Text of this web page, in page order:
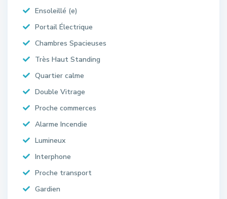
Ensoleillé (e)
Portail Électrique
Chambres Spacieuses
Très Haut Standing
Quartier calme
Double Vitrage
Proche commerces
Alarme Incendie
Lumineux
Interphone
Proche transport
Gardien